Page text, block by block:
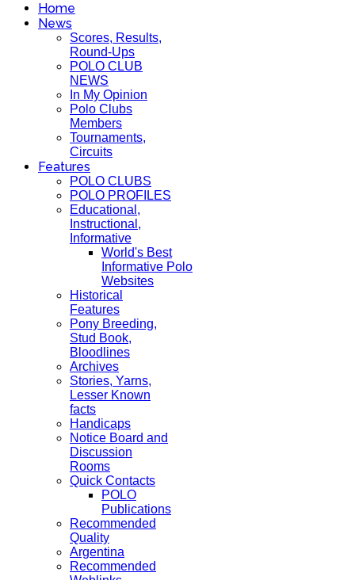
Home
News
Scores, Results,
Round-Ups
POLO CLUB
NEWS
In My Opinion
Polo Clubs
Members
Tournaments,
Circuits
Features
POLO CLUBS
POLO PROFILES
Educational,
Instructional,
Informative
World's Best
Informative Polo
Websites
Historical
Features
Pony Breeding,
Stud Book,
Bloodlines
Archives
Stories, Yarns,
Lesser Known
facts
Handicaps
Notice Board and
Discussion
Rooms
Quick Contacts
POLO
Publications
Recommended
Quality
Argentina
Recommended